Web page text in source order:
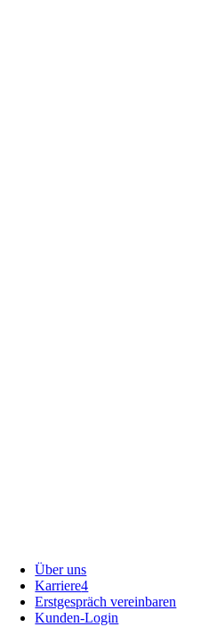
Über uns
Karriere4
Erstgespräch vereinbaren
Kunden-Login